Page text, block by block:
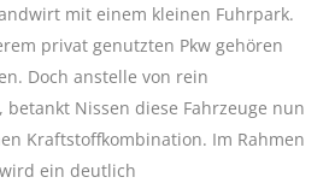
mit einem kleinen Fuhrpark.
privat genutzten Pkw gehören
Doch anstelle von rein
Nissen diese Fahrzeuge nun
Kraftstoffkombination. Im Rahmen
ein deutlich